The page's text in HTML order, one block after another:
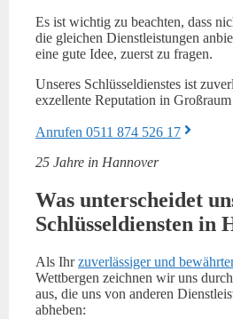
Es ist wichtig zu beachten, dass
die gleichen Dienstleistungen
eine gute Idee, zuerst zu fragen.
Unseres Schlüsseldienstes ist
exzellente Reputation in
Anrufen 0511 874 526 17
25 Jahre in Hannover
Was unterscheidet
Schlüsseldiensten in
Als Ihrzuverlässiger und
Wettbergen zeichnen wir uns
aus, die uns von anderen
abheben: